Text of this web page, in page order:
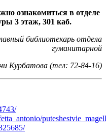
ознакомиться в отделе
3 этаж, 301 каб.
библиотекарь отдела
гуманитарной
Курбатова (тел: 72-84-16)